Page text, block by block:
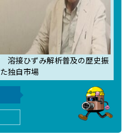
溶接ひずみ解析普及の歴史振
独自市場